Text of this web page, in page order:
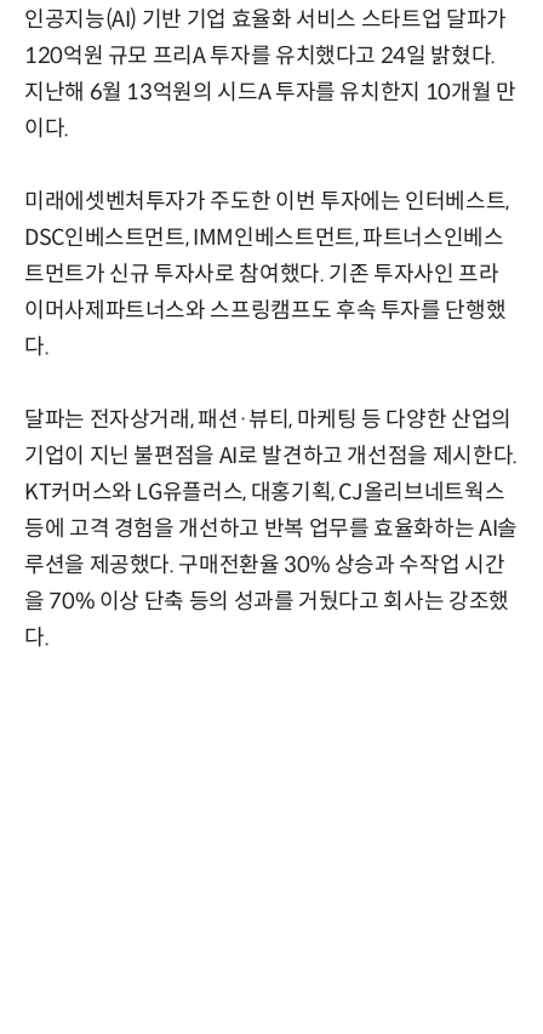
인공지능(AI) 기반 기업 효율화 서비스 스타트업 달파가
120억원 규모 프리A 투자를 유치했다고 24일 밝혔다.
지난해 6월 13억원의 시드A 투자를 유치한지 10개월 만
이다.
미래에셋벤처투자가 주도한 이번 투자에는 인터베스트,
DSC인베스트먼트, IMM인베스트먼트, 파트너스인베스
트먼트가 신규 투자사로 참여했다. 기존 투자사인 프라
이머사제파트너스와 스프링캠프도 후속 투자를 단행했
다.
달파는 전자상거래, 패션·뷰티, 마케팅 등 다양한 산업의
기업이 지닌 불편점을 AI로 발견하고 개선점을 제시한다.
KT커머스와 LG유플러스, 대홍기획, CJ올리브네트웍스
등에 고격 경험을 개선하고 반복 업무를 효율화하는 AI솔
루션을 제공했다. 구매전환율 30% 상승과 수작업 시간
을 70% 이상 단축 등의 성과를 거뒀다고 회사는 강조했
다.